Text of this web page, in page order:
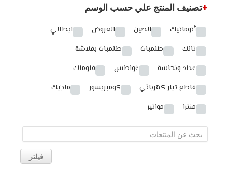
تصنيف المنتج علي حسب الوسم+
أتوماتيك الصين العروض
ايطالي
تانك
طلمبات
طلمبات بفلاشة
عداد ونحاسة
غواطس
فلوماك
قاطع تيار كهربائي
كومبريسور
ماجيك
منترا
مواتير
فيلتر